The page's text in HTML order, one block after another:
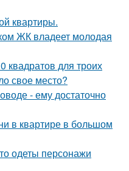
квартиры.
ЖК владеет молодая
квадратов для троих
свое место?
- ему достаточно
в квартире в большом
одеты персонажи